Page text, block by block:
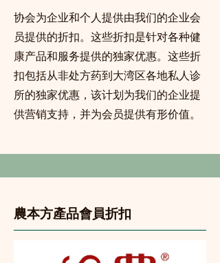
协会为企业和个人提供由我们的企业会
员提供的折扣。这些折扣是针对各种健
康产品和服务提供的独家优惠。这些折
扣包括从非处方药到大湾区各地私人诊
所的独家优惠， 该计划为我们的企业提
供营销支持，并为会员提供有形价值。
農本方產品會員折扣